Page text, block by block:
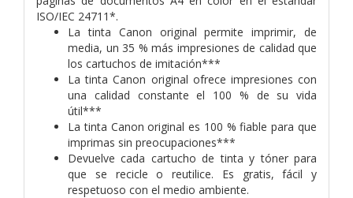
ISO/IEC 24711*.
La tinta Canon original permite imprimir, de
media, un 35 % más impresiones de calidad que
los cartuchos de imitación***
La tinta Canon original ofrece impresiones con
una calidad constante el 100 % de su vida
útil***
La tinta Canon original es 100 % fiable para que
imprimas sin preocupaciones***
Devuelve cada cartucho de tinta y tóner para
que se recicle o reutilice. Es gratis, fácil y
respetuoso con el medio ambiente.